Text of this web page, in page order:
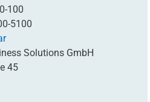
100
5100
Solutions GmbH
45